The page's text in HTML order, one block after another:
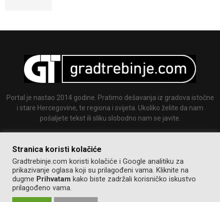
Portal je nastao 2014 godine. Pratimo dešavanja iz gradova istočne
i stare Hercegovine, te regiona i svijeta. Ukoliko želite da nam
pošaljete tekst ili sliku slobodno nam se javite.
Stranica koristi kolačiće
Gradtrebinje.com koristi kolačiće i Google analitiku za
prikazivanje oglasa koji su prilagođeni vama. Kliknite na
dugme Prihvatam kako biste zadržali korisničko iskustvo
prilagođeno vama.